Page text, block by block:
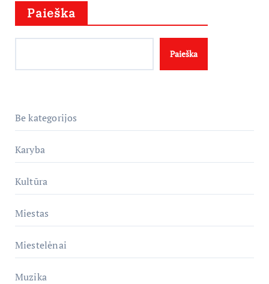
Paieška
Paieška
Be kategorijos
Karyba
Kultūra
Miestas
Miestelėnai
Muzika